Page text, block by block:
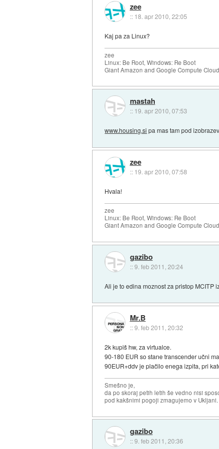
zee
:: 18. apr 2010, 22:05
Kaj pa za Linux?
zee
Linux: Be Root, Windows: Re Boot
Giant Amazon and Google Compute
mastah
:: 19. apr 2010, 07:53
www.housing.si pa mas tam pod
zee
:: 19. apr 2010, 07:58
Hvala!
zee
Linux: Be Root, Windows: Re Boot
Giant Amazon and Google Compute
gazibo
::9. feb 2011, 20:24
Ali je to edina moznost za pristop MCITP
Mr.B
::9. feb 2011, 20:32
2k kupiš hw, za virtualce.
90-180 EUR so stane transcender učni
90EUR+ddv je plačilo enega izpita, pri
Smešno je,
da po skoraj petih letih še vedno nisi
pod kakšnimi pogoji zmagujemo v Ukljani.
gazibo
::9. feb 2011, 20:36